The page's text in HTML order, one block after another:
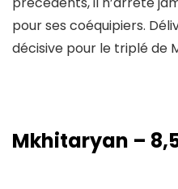
pour ses coéquipiers.
décisive pour le triplé de
Mkhitaryan –